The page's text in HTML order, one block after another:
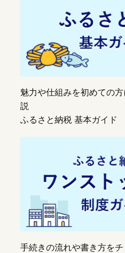
魅力や仕組みを初めての
説
ふるさと納税 基本ガイド
手続きの流れや書き方をチ